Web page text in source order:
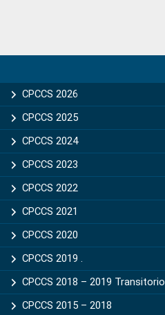
Sidebar
CPCCS 2026
CPCCS 2025
CPCCS 2024
CPCCS 2023
CPCCS 2022
CPCCS 2021
CPCCS 2020
CPCCS 2019 .
CPCCS 2018 – 2019 Transitorio
CPCCS 2015 – 2018